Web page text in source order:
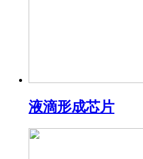
液滴形成芯片